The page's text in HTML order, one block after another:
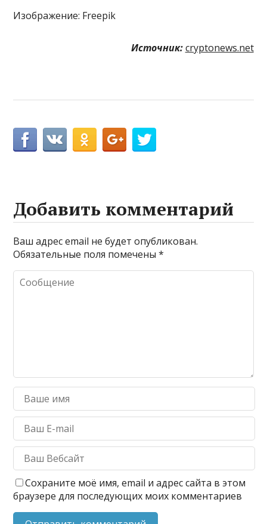
Изображение: Freepik
Источник: cryptonews.net
Добавить комментарий
Ваш адрес email не будет опубликован.
Обязательные поля помечены*
Сохраните моё имя, email и адрес сайта в этом
браузере для последующих моих комментариев